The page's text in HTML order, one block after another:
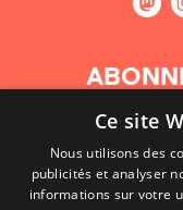
Ce site
Nous utilisons des
publicités et analyser
informations sur votre